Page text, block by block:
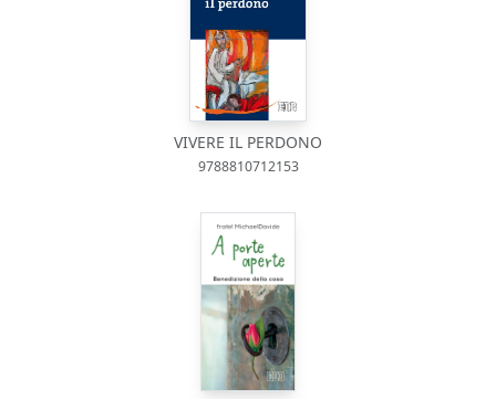
VIVERE IL PERDONO
9788810712153